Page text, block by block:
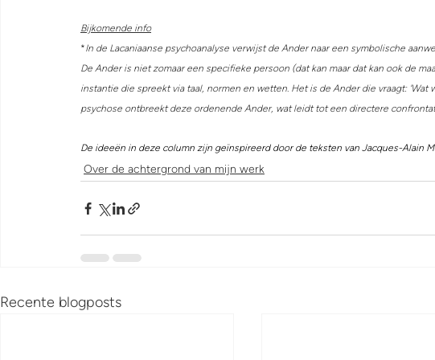
Bijkomende info
*In de Lacaniaanse psychoanalyse verwijst de Ander naar een symbolische
De Ander is niet zomaar een specifieke persoon (dat kan maar dat kan ook de
instantie die spreekt via taal, normen en wetten. Het is de Ander die vraagt:
psychose ontbreekt deze ordenende Ander, wat leidt tot een directere
De ideeën in deze column zijn geïnspireerd door de teksten van Jacques-Alain
Over de achtergrond van mijn werk
Recente blogposts